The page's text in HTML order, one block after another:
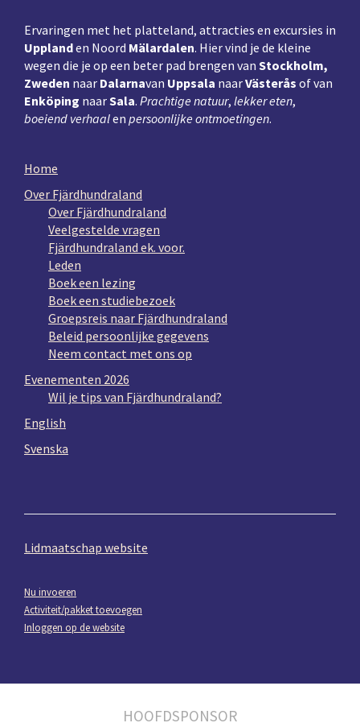
Ervaringen met het platteland, attracties en excursies in
Upplanden Noord Mälardalen. Hier vind je de kleine
wegen die je op een beter pad brengen van Stockholm,
Zweden naar Dalarnavan Uppsala naarVästerås of van
Enköping naarSala. Prachtige natuur, lekker eten,
boeiend verhaalen persoonlijke ontmoetingen.
Home
Over Fjärdhundraland
Over Fjärdhundraland
Veelgestelde vragen
Fjärdhundraland ek. voor.
Leden
Boek een lezing
Boek een studiebezoek
Groepsreis naar Fjärdhundraland
Beleid persoonlijke gegevens
Neem contact met ons op
Evenementen 2026
Wil je tips van Fjärdhundraland?
English
Svenska
Lidmaatschap website
Nu invoeren
Activiteit/pakket toevoegen
Inloggen op de website
HOOFDSPONSOR